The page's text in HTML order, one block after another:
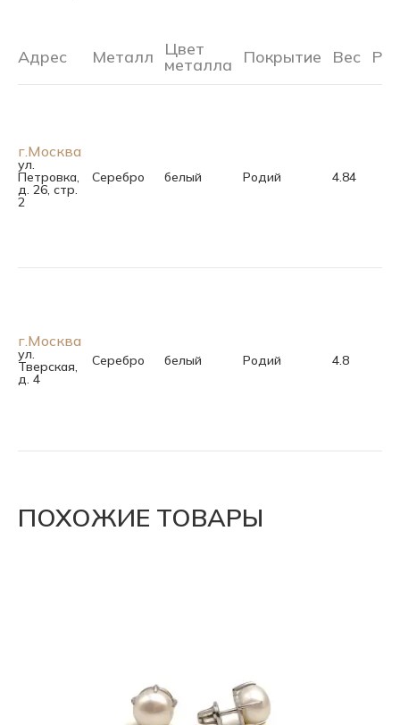
Адрес Металл Цвет
металла Покрытие Вес
г.Москва
ул.
Петровка,
д. 26, стр.
2
Серебро белый Родий 4.84
г.Москва
ул.
Тверская,
д. 4
Серебро белый Родий 4.8
ПОХОЖИЕ ТОВАРЫ